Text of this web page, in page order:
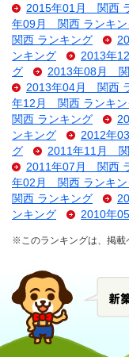
2015年01月 関西
年09月 関西 ランキン
関西 ランキング
ンキング
2013年
グ
2013年08月 関
2013年04月 関西
年12月 関西 ランキン
関西 ランキング
ンキング
2012年
グ
2011年11月 関
2011年07月 関西
年02月 関西 ランキン
関西 ランキング
ンキング
2010年
※このランキングは、掲載